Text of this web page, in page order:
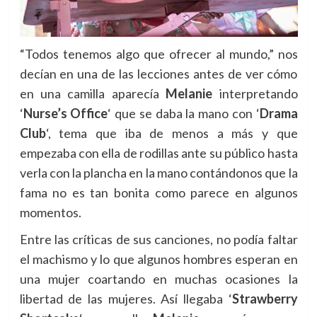
“Todos tenemos algo que ofrecer al mundo,” nos
decían en una de las lecciones antes de ver cómo
en una camilla aparecía Melanie interpretando
‘Nurse’s Office‘ que se daba la mano con ‘Drama
Club‘, tema que iba de menos a más y que
empezaba con ella de rodillas ante su público hasta
verla con la plancha en la mano contándonos que la
fama no es tan bonita como parece en algunos
momentos.
Entre las críticas de sus canciones, no podía faltar
el machismo y lo que algunos hombres esperan en
una mujer coartando en muchas ocasiones la
libertad de las mujeres. Así llegaba ‘Strawberry